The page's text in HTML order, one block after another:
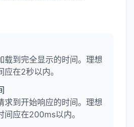
载到完全显示的时间。理想
在2秒以内。
求到开始响应的时间。理想
间应在200ms以内。